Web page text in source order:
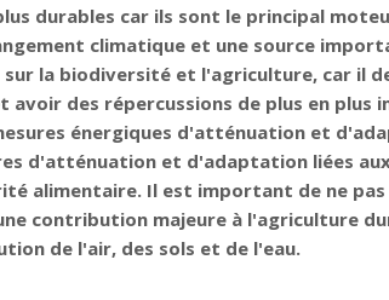
durables car ils sont le principal
climatique et une source
sur la biodiversité et l'agriculture, car il
des répercussions de plus en
énergiques d'atténuation et
d'atténuation et d'adaptation liées
alimentaire. Il est important de ne
contribution majeure à l'agriculture
de l'air, des sols et de l'eau.